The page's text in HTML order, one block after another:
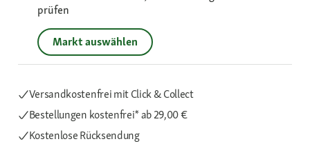
prüfen
Markt auswählen
Versandkostenfrei mit Click & Collect
Bestellungen kostenfrei*ab 29,00 €
Kostenlose Rücksendung